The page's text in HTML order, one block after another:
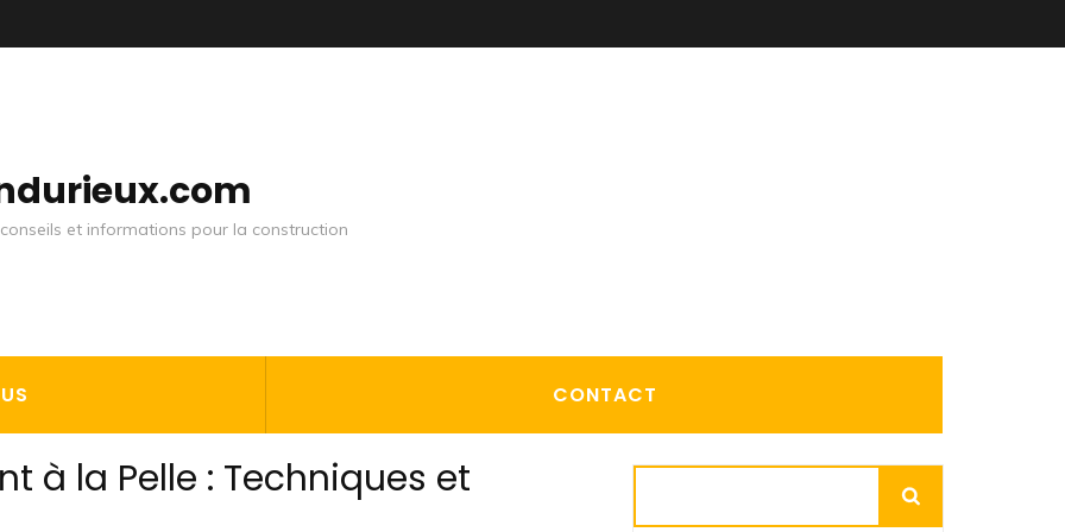
et informations pour la construction
CONTACT
à la Pelle : Techniques et